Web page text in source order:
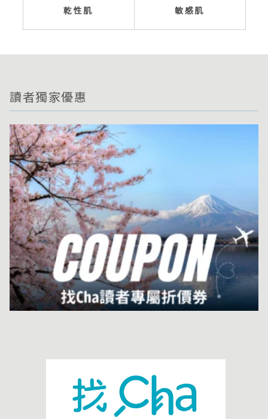
乾性肌 敏感肌
讀者獨家優惠